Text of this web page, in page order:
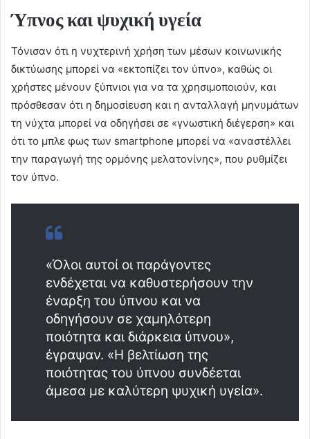
Ύπνος και ψυχική υγεία
Τόνισαν ότι η νυχτερινή χρήση των μέσων κοινωνικής
δικτύωσης μπορεί να «εκτοπίζει τον ύπνο», καθώς οι
χρήστες μένουν ξύπνιοι για να τα χρησιμοποιούν, και
πρόσθεσαν ότι η δημοσίευση και η ανταλλαγή μηνυμάτων
τη νύχτα μπορεί να οδηγήσει σε «γνωστική διέγερση» και
ότι το μπλε φως των smartphone μπορεί να «αναστέλλει
την παραγωγή της ορμόνης μελατονίνης», που ρυθμίζει
τον ύπνο.
«Όλοι αυτοί οι παράγοντες
ενδέχεται να καθυστερήσουν την
έναρξη του ύπνου και να
οδηγήσουν σε χαμηλότερη
ποιότητα και διάρκεια ύπνου»,
έγραψαν. «Η βελτίωση της
ποιότητας του ύπνου συνδέεται
άμεσα με καλύτερη ψυχική υγεία».